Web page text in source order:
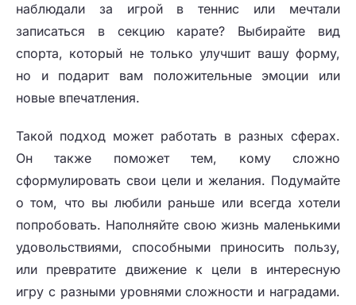
наблюдали за игрой в теннис или мечтали
записаться в секцию карате? Выбирайте вид
спорта, который не только улучшит вашу форму,
но и подарит вам положительные эмоции или
новые впечатления.
Такой подход может работать в разных сферах.
Он также поможет тем, кому сложно
сформулировать свои цели и желания. Подумайте
о том, что вы любили раньше или всегда хотели
попробовать. Наполняйте свою жизнь маленькими
удовольствиями, способными приносить пользу,
или превратите движение к цели в интересную
игру с разными уровнями сложности и наградами.